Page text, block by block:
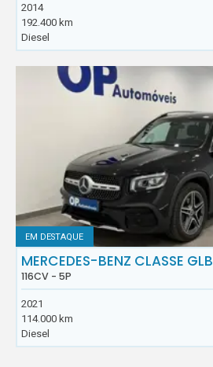
2014
192.400 km
Diesel
EM DESTAQUE
MERCEDES-BENZ CLASSE GLB
116CV - 5P
2021
114.000 km
Diesel